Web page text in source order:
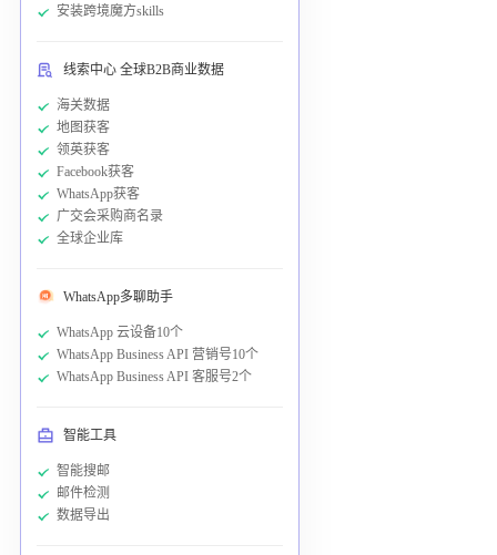
安装跨境魔方skills
线索中心 全球B2B商业数据
海关数据
地图获客
领英获客
Facebook获客
WhatsApp获客
广交会采购商名录
全球企业库
WhatsApp多聊助手
WhatsApp 云设备10个
WhatsApp Business API 营销号10个
WhatsApp Business API 客服号2个
智能工具
智能搜邮
邮件检测
数据导出